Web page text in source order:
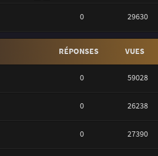
0 29630
RÉPONSES VUES
0 59028
0 26238
0 27390